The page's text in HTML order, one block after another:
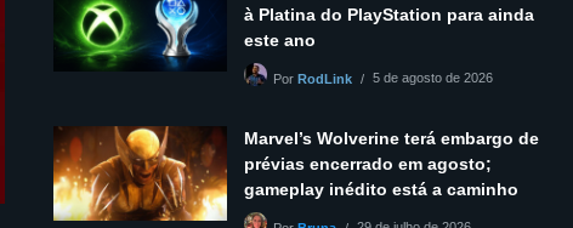
à Platina do PlayStation para ainda
este ano
PorRodLink 5 de agosto de 2026
Marvel’s Wolverine terá embargo de
prévias encerrado em agosto;
gameplay inédito está a caminho